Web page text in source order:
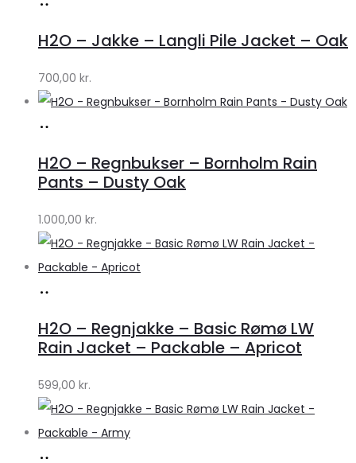
Lykke
by
Lykke
H2O – Jakke – Langli Pile Jacket – Oak
700,00 kr.
Lykke
Lykke
H2O – Regnbukser – Bornholm Rain
Pants – Dusty Oak
1.000,00 kr.
Lykke
Lykke
H2O – Regnjakke – Basic Rømø LW
Rain Jacket – Packable – Apricot
599,00 kr.